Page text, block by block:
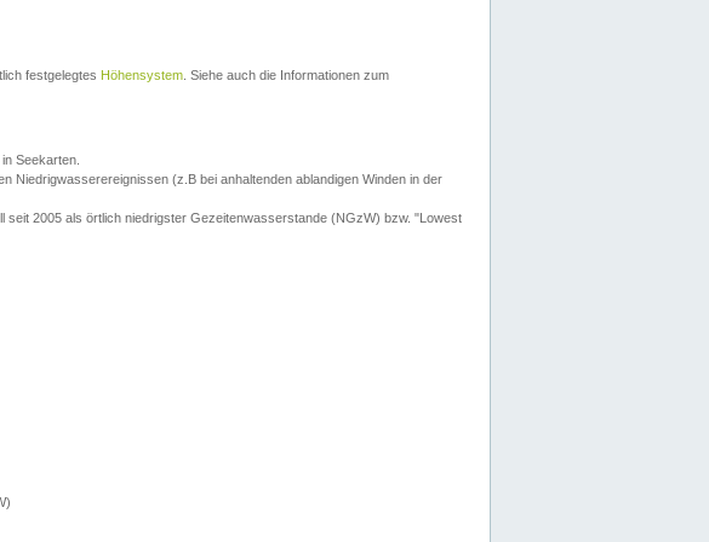
festgelegtes Höhensystem . Siehe auch die Informationen zum
Seekarten.
Niedrigwasserereignissen (z.B bei anhaltenden ablandigen Winden in der
seit 2005 als örtlich niedrigster Gezeitenwasserstande (NGzW) bzw. "Lowest